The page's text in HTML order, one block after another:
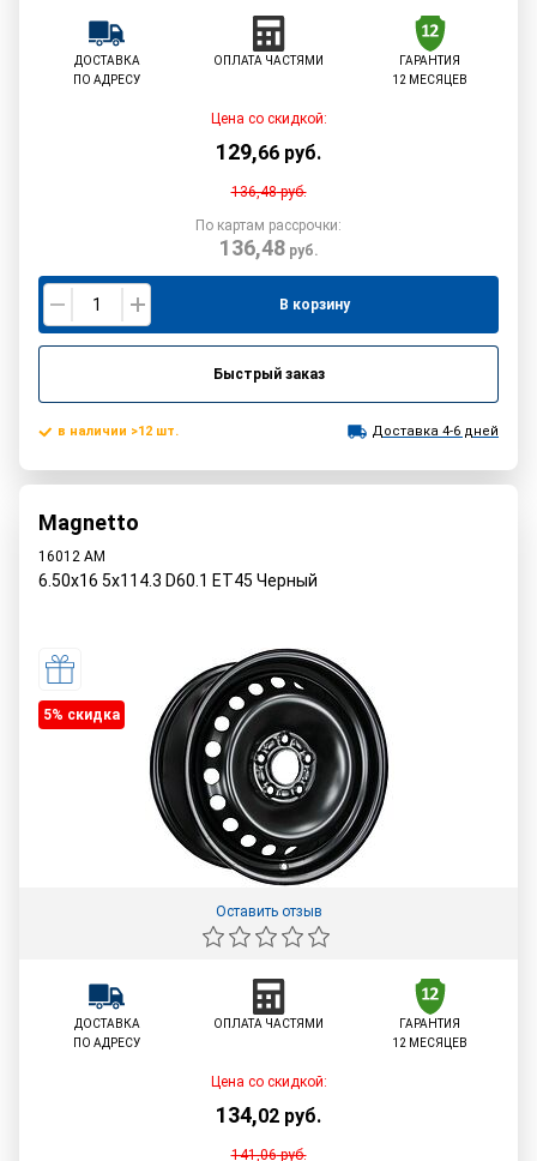
ДОСТАВКА
ПО АДРЕСУ
ОПЛАТА ЧАСТЯМИ
ГАРАНТИЯ
12 МЕСЯЦЕВ
Цена со скидкой:
129,66 руб.
136,48руб.
По картам рассрочки:
136,48руб.
В корзину
Быстрый заказ
в наличии >12 шт. Доставка 4-6 дней
Magnetto
16012 AM
6.50x16 5x114.3 D60.1 ET45 Черный
5% cкидка
Оставить отзыв
ДОСТАВКА
ПО АДРЕСУ
ОПЛАТА ЧАСТЯМИ
ГАРАНТИЯ
12 МЕСЯЦЕВ
Цена со скидкой:
134,02 руб.
141,06руб.